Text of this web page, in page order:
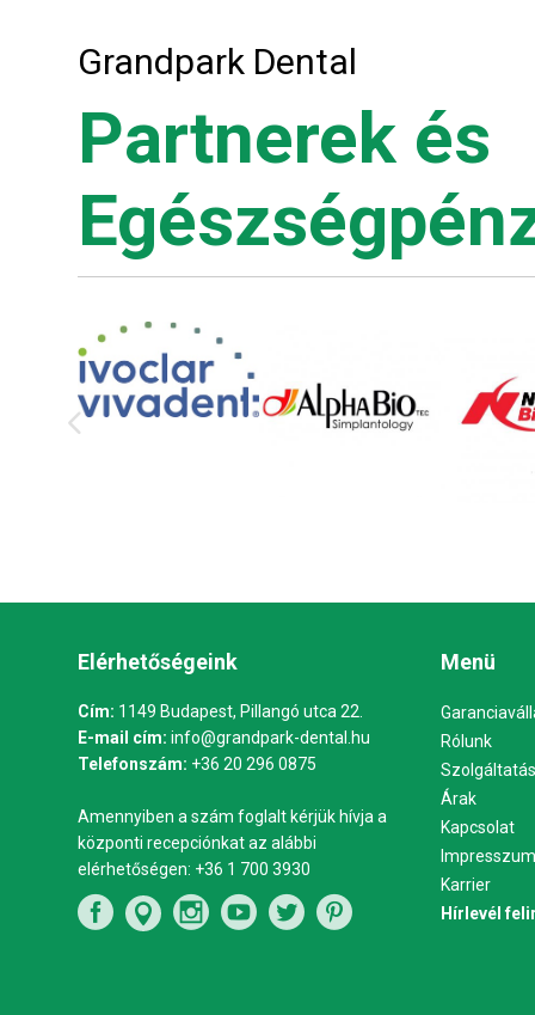
Grandpark Dental
Partnerek és
Elérhetőségeink
Cím: 1149 Budapest, Pillangó utca 22.
E-mail cím: info@grandpark-dental.hu
Telefonszám: +36 20 296 0875
Amennyiben a szám foglalt kérjük hívja a
központi recepciónkat az alábbi
elérhetőségen: +36 1 700 3930
Menü
Rólunk
Árak
Kapcsolat
Impresszum
Karrier
Hírlevél